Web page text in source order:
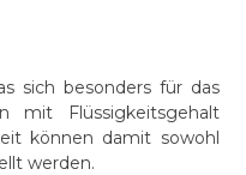
sich besonders für das
mit Flüssigkeitsgehalt
können damit sowohl
werden.